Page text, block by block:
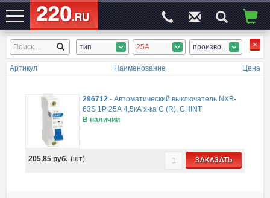
ЭЛЕКТРОСАЙТ№1 тип 25А производитель
Артикул Наименование Цена
296712- Автоматический выключатель NXB-
63S 1P 25А 4,5кА х-ка C (R), CHINT
В наличии
205,85 руб. (шт) ЗАКАЗАТЬ